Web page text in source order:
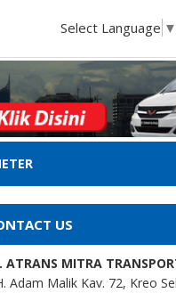
Select Language ▼
US
ATRANS MITRA
Adam Malik Kav. 72, Kreo